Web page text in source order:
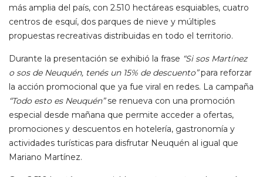
más amplia del país, con 2.510 hectáreas esquiables, cuatro
centros de esquí, dos parques de nieve y múltiples
propuestas recreativas distribuidas en todo el territorio.
Durante la presentación se exhibió la frase “Si sos Martínez
o sos de Neuquén, tenés un 15% de descuento”para reforzar
la acción promocional que ya fue viral en redes. La campaña
“Todo esto es Neuquén”se renueva con una promoción
especial desde mañana que permite acceder a ofertas,
promociones y descuentos en hotelería, gastronomía y
actividades turísticas para disfrutar Neuquén al igual que
Mariano Martínez.